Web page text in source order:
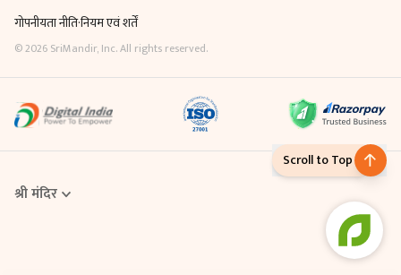
गोपनीयता नीति·नियम एवं शर्तें
©2026 SriMandir, Inc. All rights reserved.
श्री मंदिर
Online Puja एक डिजिटल सेवा है, जिसके माध्यम से आप घर बैठे ही मंदिर में विधि-
विधान से पूजा करवा सकते हैं। Sri Mandir App से आप अपनी श्रद्धा के अनुसार
Scroll to Top